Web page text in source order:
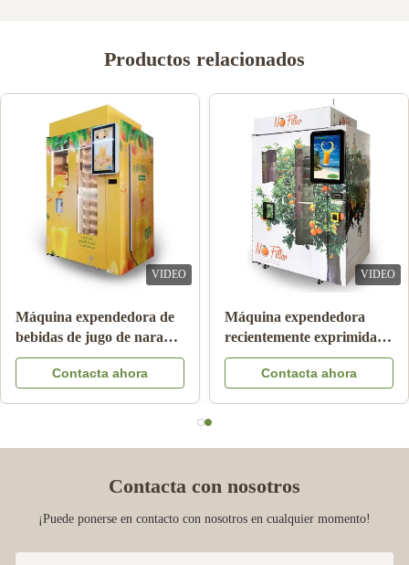
Productos relacionados
VIDEO
Máquina expendedora de
bebidas de jugo de naranja
de 24 horas
Contacta ahora
VIDEO
Máquina expendedora
recientemente exprimida
automática del zumo de
naranja para el anuncio
Contacta ahora
Contacta con nosotros
¡Puede ponerse en contacto con nosotros en cualquier momento!